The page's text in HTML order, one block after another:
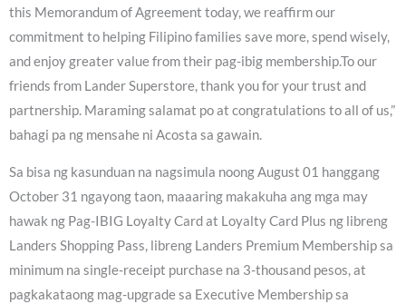
this Memorandum of Agreement today, we reaffirm our
commitment to helping Filipino families save more, spend wisely,
and enjoy greater value from their pag-ibig membership.To our
friends from Lander Superstore, thank you for your trust and
partnership. Maraming salamat po at congratulations to all of us,”
bahagi pa ng mensahe ni Acosta sa gawain.
Sa bisa ng kasunduan na nagsimula noong August 01 hanggang
October 31 ngayong taon, maaaring makakuha ang mga may
hawak ng Pag-IBIG Loyalty Card at Loyalty Card Plus ng libreng
Landers Shopping Pass, libreng Landers Premium Membership sa
minimum na single-receipt purchase na 3-thousand pesos, at
pagkakataong mag-upgrade sa Executive Membership sa